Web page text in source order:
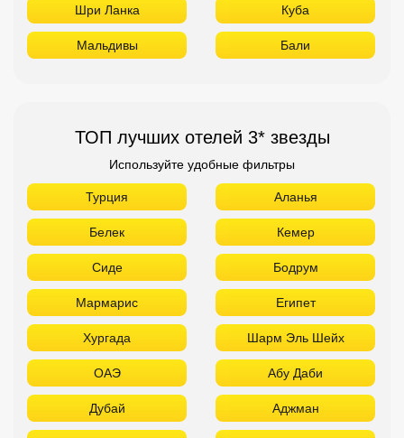
Шри Ланка Куба
Мальдивы Бали
ТОП лучших отелей 3* звезды
Используйте удобные фильтры
Турция Аланья
Белек Кемер
Сиде Бодрум
Мармарис Египет
Хургада Шарм Эль Шейх
ОАЭ Абу Даби
Дубай Аджман